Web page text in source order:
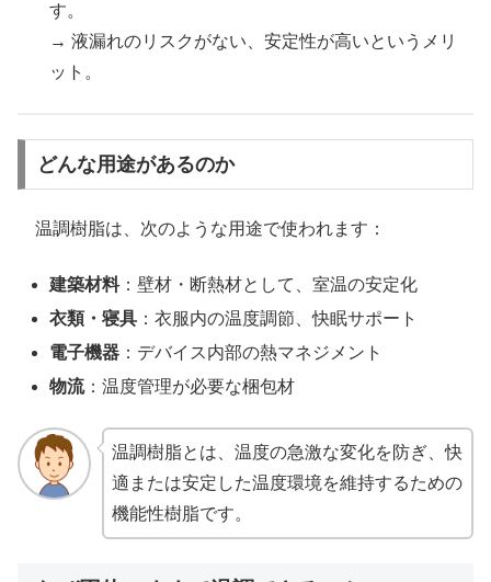
す。
→ 液漏れのリスクがない、安定性が高いというメリ
ット。
どんな用途があるのか
温調樹脂は、次のような用途で使われます：
建築材料：壁材・断熱材として、室温の安定化
衣類・寝具 ：衣服内の温度調節、快眠サポート
電子機器 ：デバイス内部の熱マネジメント
物流：温度管理が必要な梱包材
温調樹脂とは、温度の急激な変化を防ぎ、快
適または安定した温度環境を維持するための
機能性樹脂です。